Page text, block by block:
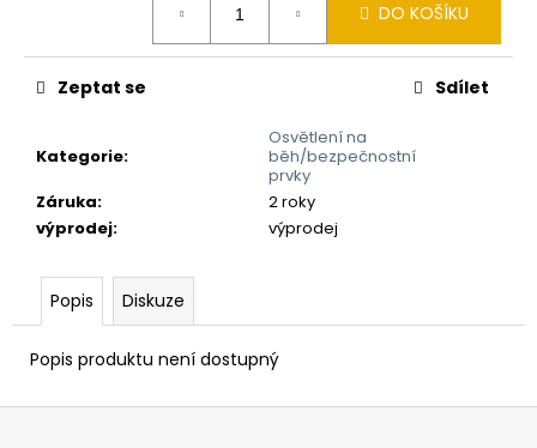
DO KOŠÍKU
Kategorie:
Osvětlení na
běh/bezpečnostní
prvky
Záruka:
2 roky
výprodej: výprodej
Zeptat se Sdílet
Popis Diskuze
Popis produktu není dostupný
Z